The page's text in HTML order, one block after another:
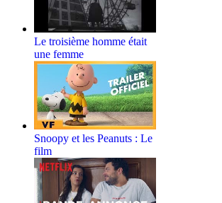
Le troisième homme était
une femme
Snoopy et les Peanuts : Le
film